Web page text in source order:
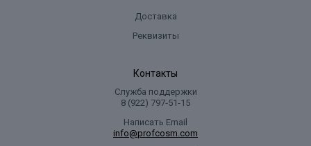
cocamide mida, cocamidopropyl betaine, olli 20, isamino peg/p
Доставка
Реквизиты
Контакты
Служба поддержки
8 (922) 797‑51-15
Написать Email
info@profcosm.com